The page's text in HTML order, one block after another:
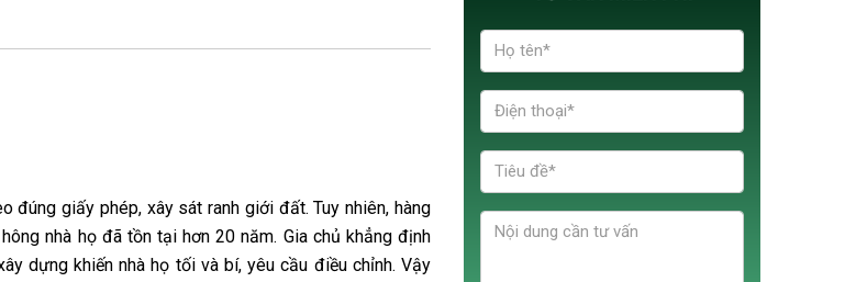
đúng giấy phép, xây sát ranh giới đất. Tuy nhiên, hàng
nhà họ đã tồn tại hơn 20 năm. Gia chủ khẳng định
dựng khiến nhà họ tối và bí, yêu cầu điều chỉnh. Vậy